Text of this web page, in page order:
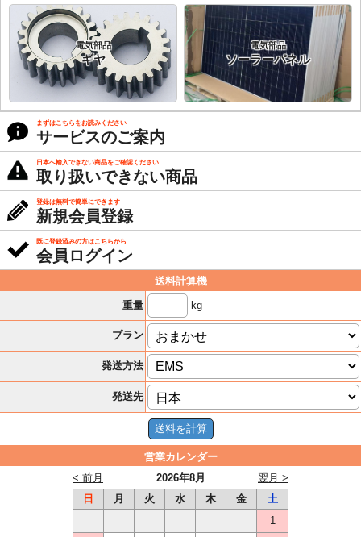
電気部品
ギヤ
電気部品
ソーラーパネル
まずはこちらをお読みください
サービスのご案内
日本へ輸入できない商品をご確認ください
取り扱いできない商品
登録は無料で簡単にできます
新規会員登録
既に登録済みの方はこちらから
会員ログイン
送料計算機
重量
kg
プラン
発送方法
発送先
営業カレンダー
2026年8月
< 前月
翌月 >
日
月 火 水 木 金
土
1